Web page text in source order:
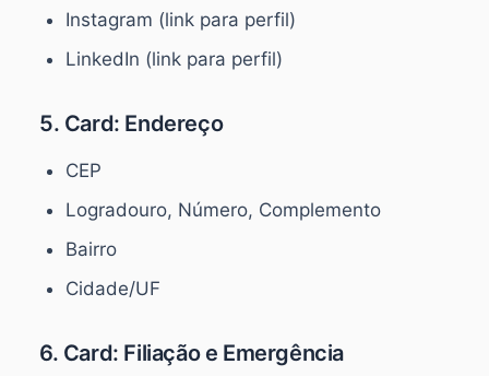
Instagram (link para perfil)
LinkedIn (link para perfil)
5. Card: Endereço
CEP
Logradouro, Número, Complemento
Bairro
Cidade/UF
6. Card: Filiação e Emergência